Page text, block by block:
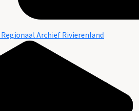
Archief Rivierenland